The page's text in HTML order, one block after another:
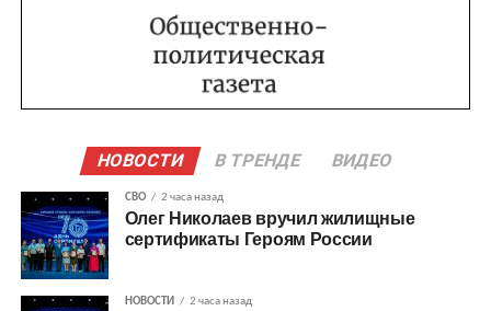
НОВОСТИ В ТРЕНДЕ ВИДЕО
СВО 2 часа назад
Олег Николаев вручил жилищные
сертификаты Героям России
НОВОСТИ 2 часа назад